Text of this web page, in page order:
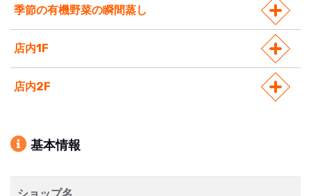
季節の有機野菜の瞬間蒸し
店内1F
店内2F
基本情報